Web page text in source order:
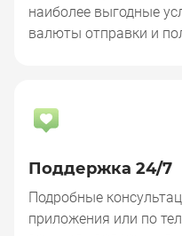
наиболее выгодные
валюты отправки и
Поддержка 24/7
Подробные
приложения или по